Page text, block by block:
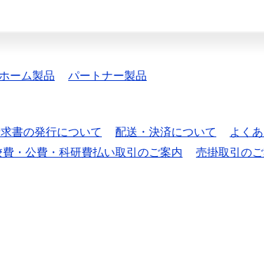
ーム製品 パートナー製品
書の発行について 配送・決済について
よく
費・公費・科研費払い取引のご案内 売掛取引の